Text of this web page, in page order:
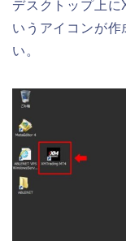
デスクトップ上
いうアイコンが作
い。